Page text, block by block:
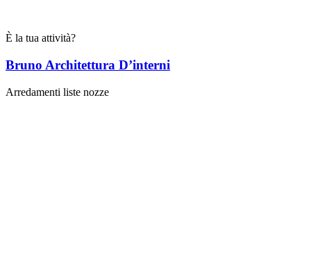
È la tua attività?
Bruno Architettura D’interni
Arredamenti liste nozze